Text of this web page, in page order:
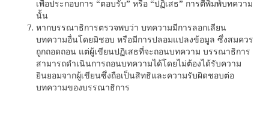
เพื่อประกอบการ “ตอบรับ” หรือ “ปฏิเสธ” การตีพิมพ์บทความ
นั้น
หากบรรณาธิการตรวจพบว่า บทความมีการลอกเลียน
บทความอื่นโดยมิชอบ หรือมีการปลอมแปลงข้อมูล ซึ่งสมควร
ถูกถอดถอน แต่ผู้เขียนปฏิเสธที่จะถอนบทความ บรรณาธิการ
สามารถดำเนินการถอนบทความได้โดยไม่ต้องได้รับความ
ยินยอมจากผู้เขียนซึ่งถือเป็นสิทธิและความรับผิดชอบต่อ
บทความของบรรณาธิการ